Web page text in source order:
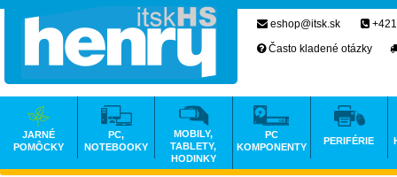
eshop@itsk.sk
Často kladené otázky
JARNÉ
POMÔCKY
PC,
NOTEBOOKY
MOBILY,
TABLETY,
HODINKY
PC
KOMPONENTY
PERIFÉRIE